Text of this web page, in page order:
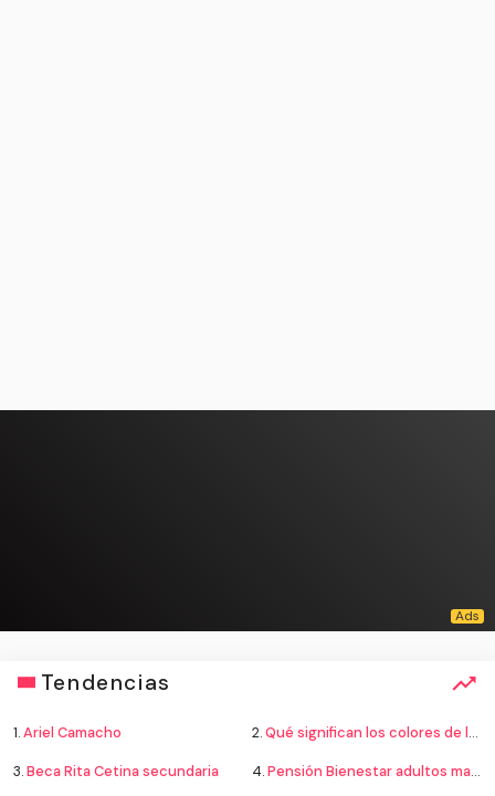
Tendencias
1.Ariel Camacho 2.Qué significan los colores de la bandera
3.Beca Rita Cetina secundaria 4.Pensión Bienestar adultos mayores